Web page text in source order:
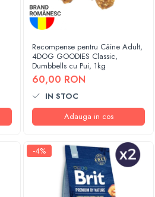
Recompense pentru Câine Adult,
4DOG GOODIES Classic,
Dumbbells cu Pui, 1kg
60,00 RON
IN STOC
Adauga in cos
-4%